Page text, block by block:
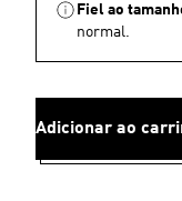
Fiel ao
normal.
Adicionar ao